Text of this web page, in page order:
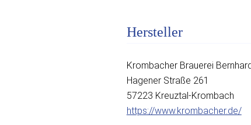
Hersteller
Krombacher Brauerei
Hagener Straße 261
57223 Kreuztal-Krombach
https://www.krombacher.de/